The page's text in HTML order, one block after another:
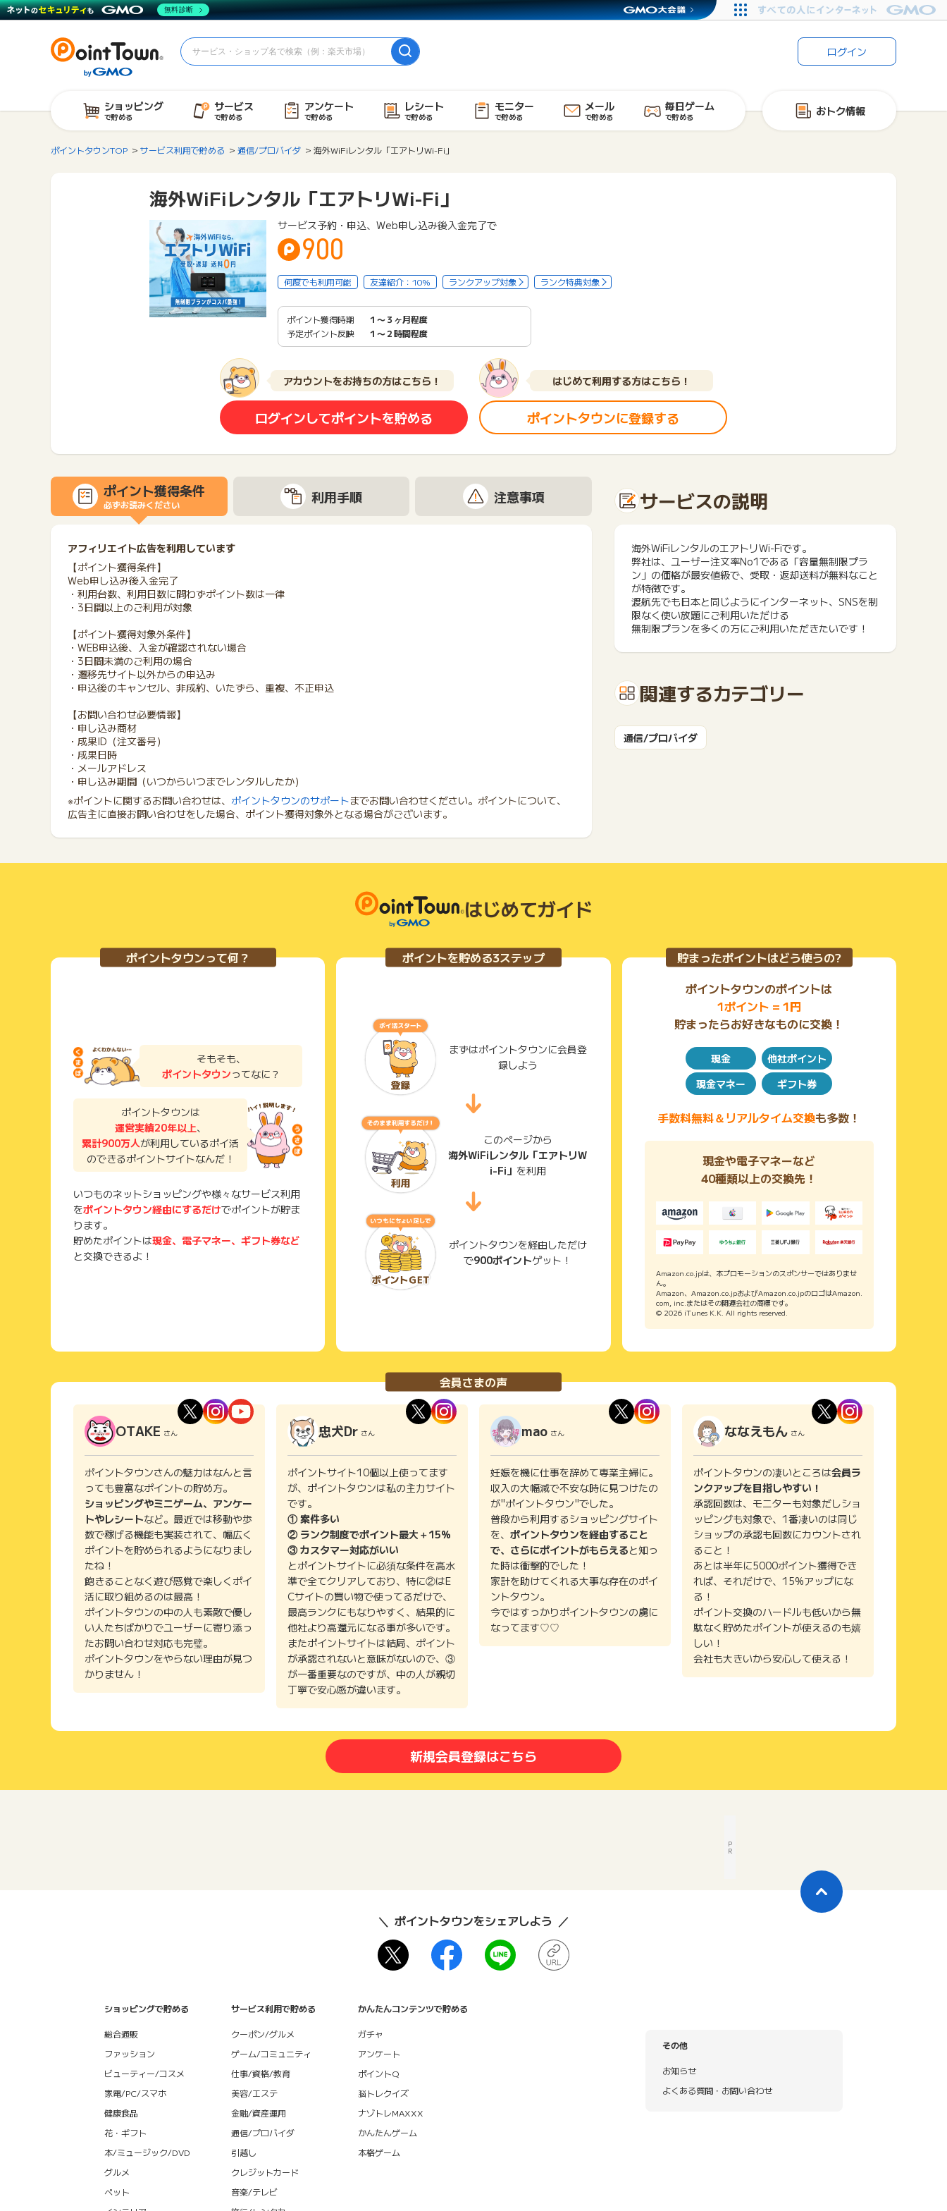
ログイン
ショッピング
で貯める
サービス
で貯める
アンケート
で貯める
レシート
で貯める
モニター
で貯める
メール
で貯める
毎日ゲーム
で貯める おトク情報
ポイントタウンTOP サービス利用で貯める 通信/プロバイダ 海外WiFiレンタル「エアトリWi-Fi」
海外WiFiレンタル「エアトリWi-Fi」
サービス予約・申込、Web申し込み後入金完了で
900
何度でも利用可能 友達紹介：10% ランクアップ対象 ランク特典対象
ポイント獲得時期
１〜３ヶ月程度
予定ポイント反映
１〜２時間程度
アカウントをお持ちの方はこちら！
ログインしてポイントを貯める
はじめて利用する方はこちら！
ポイントタウンに登録する
ポイント獲得条件
必ずお読みください 利用手順 注意事項
アフィリエイト広告を利用しています
【ポイント獲得条件】
Web申し込み後入金完了
・利用台数、利用日数に問わずポイント数は一律
・3日間以上のご利用が対象
【ポイント獲得対象外条件】
・WEB申込後、入金が確認されない場合
・3日間未満のご利用の場合
・遷移先サイト以外からの申込み
・申込後のキャンセル、非成約、いたずら、重複、不正申込
【お問い合わせ必要情報】
・申し込み商材
・成果ID（注文番号）
・成果日時
・メールアドレス
・申し込み期間（いつからいつまでレンタルしたか）
※ポイントに関するお問い合わせは、 ポイントタウンのサポートまでお問い合わせください。ポイントについて、
広告主に直接お問い合わせをした場合、ポイント獲得対象外となる場合がございます。
サービスの説明
海外WiFiレンタルのエアトリWi-Fiです。
弊社は、ユーザー注文率No1である「容量無制限プラ
ン」の価格が最安値級で、受取・返却送料が無料なこと
が特徴です。
渡航先でも日本と同じようにインターネット、SNSを制
限なく使い放題にご利用いただける
無制限プランを多くの方にご利用いただきたいです！
関連するカテゴリー
通信/プロバイダ
はじめてガイド
ポイントタウンって何？
そもそも、
ポイントタウンってなに？
ポイントタウンは
運営実績20年以上、
累計900万人が利用しているポイ活
のできるポイントサイトなんだ！
いつものネットショッピングや様々なサービス利用
をポイントタウン経由にするだけでポイントが貯ま
ります。
貯めたポイントは現金、電子マネー、ギフト券など
と交換できるよ！
ポイントを貯める3ステップ
まずはポイントタウンに会員登
録しよう
このページから
海外WiFiレンタル「エアトリW
i-Fi」 を利用
ポイントタウンを経由しただけ
で900ポイントゲット！
貯まったポイントはどう使うの?
ポイントタウンのポイントは
1ポイント = 1円
貯まったらお好きなものに交換！
現金
他社ポイント
現金マネー
ギフト券
手数料無料＆リアルタイム交換も多数！
現金や電子マネーなど
40種類以上の交換先！
Amazon.co.jpは、本プロモーションのスポンサーではありませ
ん。
Amazon、Amazon.co.jpおよびAmazon.co.jpのロゴはAmazon.
com, inc.またはその関連会社の商標です。
© 2026 iTunes K.K. All rights reserved.
会員さまの声
OTAKE さん
ポイントタウンさんの魅力はなんと言
っても豊富なポイントの貯め方。
ショッピングやミニゲーム、アンケー
トやレシートなど。最近では移動や歩
数で稼げる機能も実装されて、幅広く
ポイントを貯められるようになりまし
たね！
飽きることなく遊び感覚で楽しくポイ
活に取り組めるのは最高！
ポイントタウンの中の人も素敵で優し
い人たちばかりでユーザーに寄り添っ
たお問い合わせ対応も完璧。
ポイントタウンをやらない理由が見つ
かりません！
忠犬Dr さん
ポイントサイト10個以上使ってます
が、ポイントタウンは私の主力サイト
です。
① 案件多い
② ランク制度でポイント最大＋15%
③ カスタマー対応がいい
とポイントサイトに必須な条件を高水
準で全てクリアしており、特に②はE
Cサイトの買い物で使ってるだけで、
最高ランクにもなりやすく、結果的に
他社より高還元になる事が多いです。
またポイントサイトは結局、ポイント
が承認されないと意味がないので、③
が一番重要なのですが、中の人が親切
丁寧で安心感が違います。
mao さん
妊娠を機に仕事を辞めて専業主婦に。
収入の大幅減で不安な時に見つけたの
が"ポイントタウン"でした。
普段から利用するショッピングサイト
を、 ポイントタウンを経由すること
で、さらにポイントがもらえると知っ
た時は衝撃的でした！
家計を助けてくれる大事な存在のポイ
ントタウン。
今ではすっかりポイントタウンの虜に
なってます♡♡
ななえもん さん
ポイントタウンの凄いところは会員ラ
ンクアップを目指しやすい！
承認回数は、モニターも対象だしショ
ッピングも対象で、1番凄いのは同じ
ショップの承認も回数にカウントされ
ること！
あとは半年に5000ポイント獲得でき
れば、それだけで、15%アップにな
る！
ポイント交換のハードルも低いから無
駄なく貯めたポイントが使えるのも嬉
しい！
会社も大きいから安心して使える！
新規会員登録はこちら
P
R
ポイントタウンをシェアしよう
ショッピングで貯める
総合通販
ファッション
ビューティー/コスメ
家電/PC/スマホ
健康食品
花・ギフト
本/ミュージック/DVD
グルメ
ペット
サービス利用で貯める
クーポン/グルメ
ゲーム/コミュニティ
仕事/資格/教育
美容/エステ
金融/資産運用
通信/プロバイダ
引越し
クレジットカード
音楽/テレビ
かんたんコンテンツで貯める
ガチャ
アンケート
ポイントQ
脳トレクイズ
ナゾトレMAXXX
かんたんゲーム
本格ゲーム
その他
お知らせ
よくある質問・お問い合わせ
無料診断